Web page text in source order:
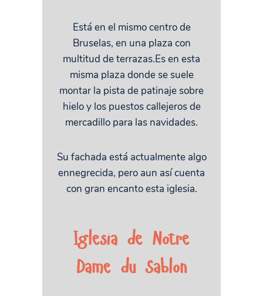
Está en el mismo centro de
Bruselas, en una plaza con
multitud de terrazas.Es en esta
misma plaza donde se suele
montar la pista de patinaje sobre
hielo y los puestos callejeros de
mercadillo para las navidades.
Su fachada está actualmente algo
ennegrecida, pero aun así cuenta
con gran encanto esta iglesia.
Iglesia de Notre
Dame du Sablon